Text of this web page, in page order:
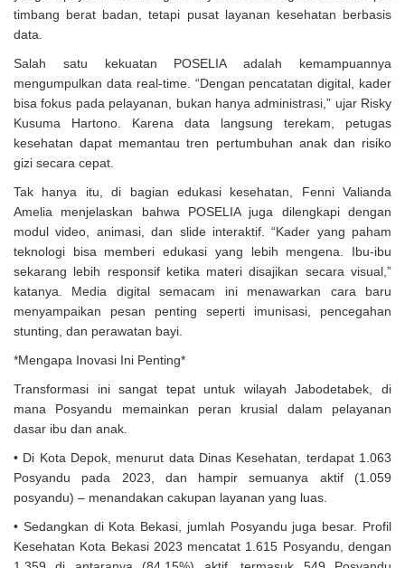
timbang berat badan, tetapi pusat layanan kesehatan berbasis
data.
Salah satu kekuatan POSELIA adalah kemampuannya
mengumpulkan data real-time. “Dengan pencatatan digital, kader
bisa fokus pada pelayanan, bukan hanya administrasi,” ujar Risky
Kusuma Hartono. Karena data langsung terekam, petugas
kesehatan dapat memantau tren pertumbuhan anak dan risiko
gizi secara cepat.
Tak hanya itu, di bagian edukasi kesehatan, Fenni Valianda
Amelia menjelaskan bahwa POSELIA juga dilengkapi dengan
modul video, animasi, dan slide interaktif. “Kader yang paham
teknologi bisa memberi edukasi yang lebih mengena. Ibu-ibu
sekarang lebih responsif ketika materi disajikan secara visual,”
katanya. Media digital semacam ini menawarkan cara baru
menyampaikan pesan penting seperti imunisasi, pencegahan
stunting, dan perawatan bayi.
*Mengapa Inovasi Ini Penting*
Transformasi ini sangat tepat untuk wilayah Jabodetabek, di
mana Posyandu memainkan peran krusial dalam pelayanan
dasar ibu dan anak.
• Di Kota Depok, menurut data Dinas Kesehatan, terdapat 1.063
Posyandu pada 2023, dan hampir semuanya aktif (1.059
posyandu) – menandakan cakupan layanan yang luas.
• Sedangkan di Kota Bekasi, jumlah Posyandu juga besar. Profil
Kesehatan Kota Bekasi 2023 mencatat 1.615 Posyandu, dengan